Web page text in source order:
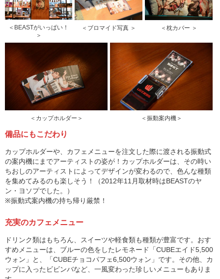
＜BEASTがいっぱい！
＞
＜ブロマイド写真 ＞ ＜枕カバー ＞
＜カップホルダー＞ ＜振動案内機＞
備品にもこだわり
カップホルダーや、カフェメニューを注文した際に渡される振動式
の案内機にまでアーティストの姿が！カップホルダーは、その時い
ちおしのアーティストによってデザインが変わるので、色んな種類
を集めてみるのも楽しそう！（2012年11月取材時はBEASTのヤ
ン・ヨソプでした。）
※振動式案内機の持ち帰り厳禁！
充実のカフェメニュー
ドリンク類はもちろん、スイーツや軽食類も種類が豊富です。おす
すめメニューは、ブルーの色をしたレモネード「CUBEエイド5,500
ウォン」と、「CUBEチョコパフェ6,500ウォン」です。その他、カ
ップに入ったビビンバなど、一風変わった珍しいメニューもありま